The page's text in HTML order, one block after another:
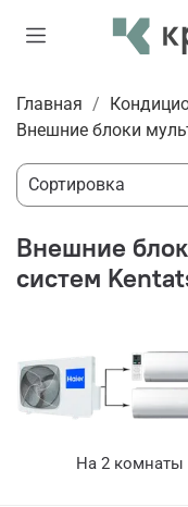
Главная
Внешние блоки
Внешние
систем
На 2 комнаты